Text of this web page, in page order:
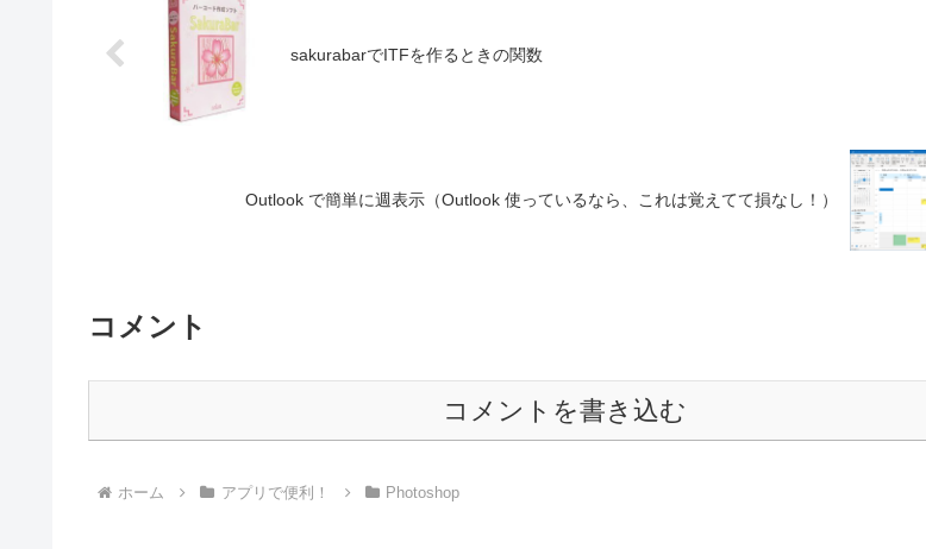
sakurabarでITFを作るときの関数
Outlook で簡単に週表示（Outlook 使っているなら、これは覚えてて損なし！）
コメント
コメントを書き込む
ホーム アプリで便利！ Photoshop